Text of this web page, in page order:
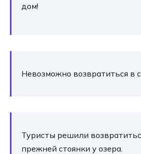
дом!
Невозможно воз­вра­тить­ся в
Туристы реши­ли
преж­ней сто­ян­ки у озе­ра.